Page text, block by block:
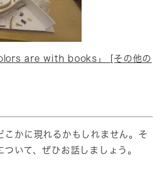
are with books」 [その他の
こかに現れるかもしれません。そ
いて、ぜひお話しましょう。